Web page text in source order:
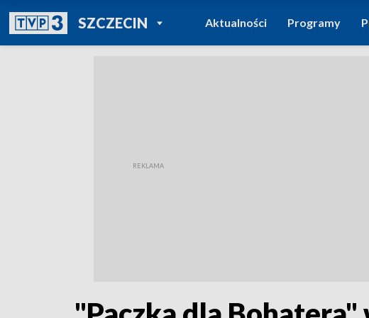
SZCZECINPOWRÓT DO
TVP REGIONY
Aktualności Programy